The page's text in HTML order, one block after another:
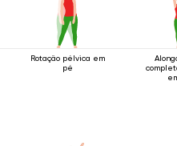
Rotação pélvica em
pé